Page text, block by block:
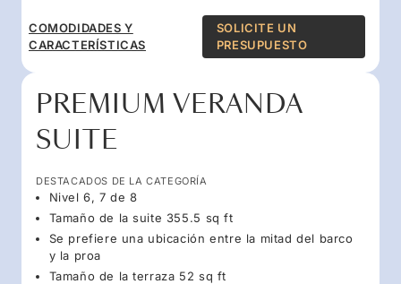
COMODIDADES Y
CARACTERÍSTICAS
SOLICITE UN
PRESUPUESTO
PREMIUM VERANDA
SUITE
DESTACADOS DE LA CATEGORÍA
Nivel 6, 7 de 8
Tamaño de la suite 355.5 sq ft
Se prefiere una ubicación entre la mitad del barco
y la proa
Tamaño de la terraza 52 sq ft